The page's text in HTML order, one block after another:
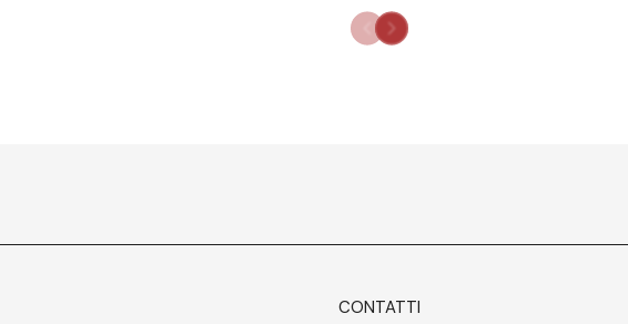
CONTATTI